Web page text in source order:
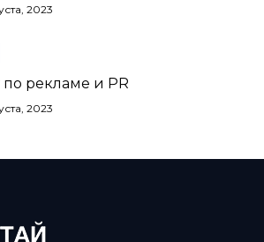
2023
рекламе и PR
2023